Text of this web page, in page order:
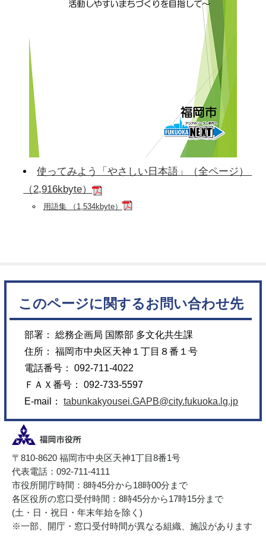
使ってみよう「やさしい日本語」（全ページ）
（2,916kbyte）
用語集 （1,534kbyte）
このページに関するお問い合わせ先
部署： 総務企画局 国際部 多文化共生課
住所： 福岡市中央区天神１丁目８番１号
電話番号： 092-711-4022
ＦＡＸ番号： 092-733-5597
E-mail：tabunkakyousei.GAPB@city.fukuoka.lg.jp
〒810-8620 福岡市中央区天神1丁目8番1号
代表電話：092-711-4111
市役所開庁時間：8時45分から18時00分まで
各区役所の窓口受付時間：8時45分から17時15分まで
(土・日・祝日・年末年始を除く)
※一部、開庁・窓口受付時間が異なる組織、施設があります